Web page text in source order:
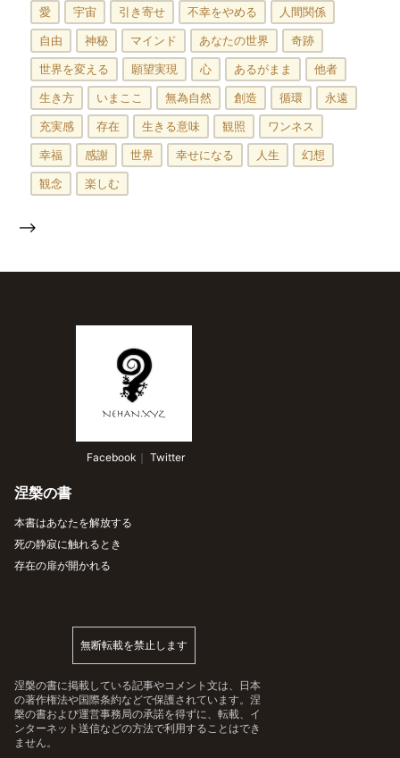
愛
宇宙 引き寄せ 不幸をやめる
人間関係
自由
神秘 マインド あなたの世界
奇跡
世界を変える
願望実現 心 あるがまま
他者
生き方
いまここ 無為自然 創造 循環
永遠
充実感
存在 生きる意味 観照
ワンネス
幸福
感謝 世界 幸せになる 人生
幻想
観念
楽しむ
-->
Facebook ｜ Twitter
涅槃の書
本書はあなたを解放する
死の静寂に触れるとき
存在の扉が開かれる
無断転載を禁止します
涅槃の書に掲載している記事やコメント文は、日本
の著作権法や国際条約などで保護されています。涅
槃の書および運営事務局の承諾を得ずに、転載、イ
ンターネット送信などの方法で利用することはでき
ません。